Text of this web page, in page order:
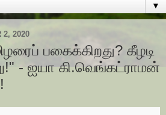
▼
2, 2020
பகைக்கிறது? கீழடி
- ஐயா கி.வெங்கட்ராமன்